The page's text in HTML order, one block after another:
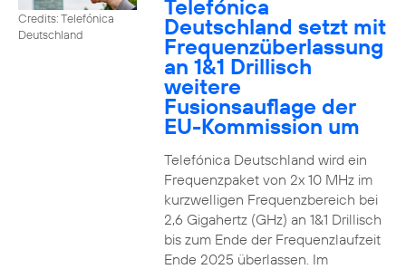
Credits: Telefónica
Deutschland
Telefónica
Deutschland setzt mit
Frequenzüberlassung
an 1&1 Drillisch
weitere
Fusionsauflage der
EU-Kommission um
Telefónica Deutschland wird ein
Frequenzpaket von 2x 10 MHz im
kurzwelligen Frequenzbereich bei
2,6 Gigahertz (GHz) an 1&1 Drillisch
bis zum Ende der Frequenzlaufzeit
Ende 2025 überlassen. Im